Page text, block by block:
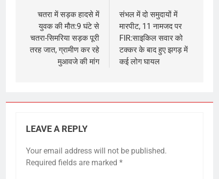
navigation
चतरा में सड़क हादसे में
युवक की मौत:9 घंटे से
चतरा-सिमरिया सड़क पूरी
तरह जात, ग्रामीण कर रहे
मुआवजे की मांग
संभल में दो समुदायों में
मारपीट, 11 नामजद पर
FIR:साइकिल सवार को
टक्कर के बाद हुए झगड़ में
कई लोग घायल
LEAVE A REPLY
Your email address will not be published.
Required fields are marked *